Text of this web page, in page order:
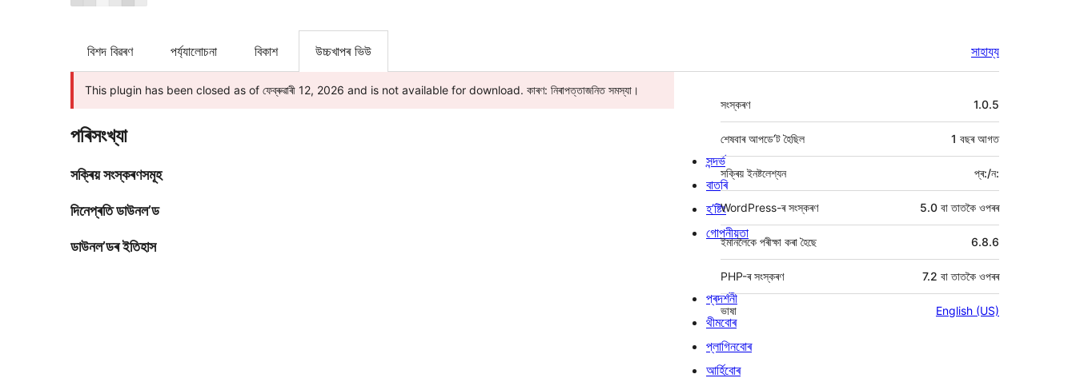
বিশদ বিৱৰণ পৰ্য্যালোচনা বিকাশ উচ্চখাপৰ ভিউ সাহায্য
This plugin has been closed as of ফেব্ৰুৱাৰী 12, 2026 and is not available for download. কাৰণ: নিৰাপত্তাজনিত সমস্যা।
পৰিসংখ্যা
সক্ৰিয় সংস্কৰণসমূহ
দিনেপ্ৰতি ডাউনল’ড
ডাউনল’ডৰ ইতিহাস
মেটা 1.0.5
সংস্কৰণ
1 বছৰআগত
শেষবাৰ আপডে’ট হৈছিল
সক্ৰিয় ইনষ্টলেশ্যন প্ৰ:/ন:
WordPress-ৰ সংস্কৰণ 5.0 বা তাতকৈ ওপৰৰ
ইমানলৈকে পৰীক্ষা কৰা হৈছে 6.8.6
PHP-ৰ সংস্কৰণ 7.2 বা তাতকৈ ওপৰৰ
ভাষা English (US)
সন্দৰ্ভ
বাতৰি
হ’ষ্টিং
গোপনীয়তা
প্ৰদৰ্শনী
থীমবোৰ
প্লাগিনবোৰ
আৰ্হিবোৰ